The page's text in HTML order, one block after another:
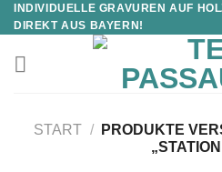
INDIVIDUELLE GRAVUREN AUF
DIREKT AUS BAYERN!
START /
PRODUKTE